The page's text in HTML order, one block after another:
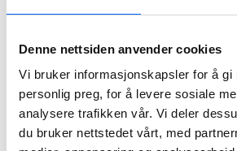
Denne nettsiden anvender cookies
Vi bruker informasjonskapsler for å gi
personlig preg, for å levere sosiale
analysere trafikken vår. Vi deler
du bruker nettstedet vårt, med